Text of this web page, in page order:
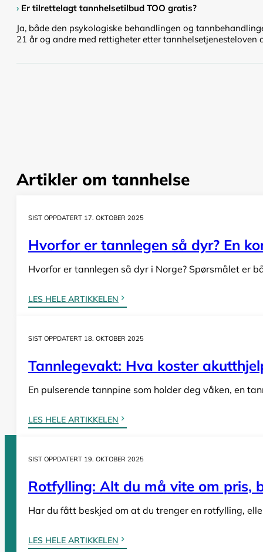
› Er tilrettelagt tannhelsetilbud TOO gratis?
Ja, både den psykologiske behandlingen og
21 år og andre med rettigheter etter tannhelsetjenesteloven
Artikler om tannhelse
SIST OPPDATERT 17. OKTOBER 2025
Hvorfor er tannlegen så dyr? En
Hvorfor er tannlegen så dyr i Norge? Spørsmålet er
LES HELE ARTIKKELEN
SIST OPPDATERT 18. OKTOBER 2025
Tannlegevakt: Hva koster
En pulserende tannpine som holder deg våken, en
LES HELE ARTIKKELEN
SIST OPPDATERT 19. OKTOBER 2025
Rotfylling: Alt du må vite om pris,
Har du fått beskjed om at du trenger en rotfylling,
LES HELE ARTIKKELEN
Sider